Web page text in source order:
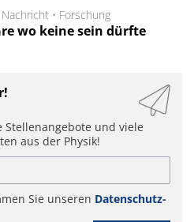
Nachricht • Forschung
wo keine sein dürfte
Stellenangebote und viele
aus der Physik!
Sie unseren Datenschutz-